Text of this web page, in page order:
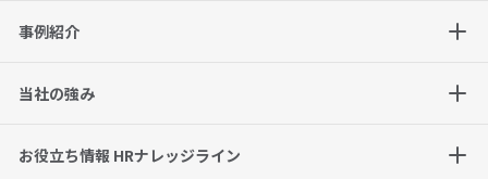
事例紹介
当社の強み
お役立ち情報 HRナレッジライン